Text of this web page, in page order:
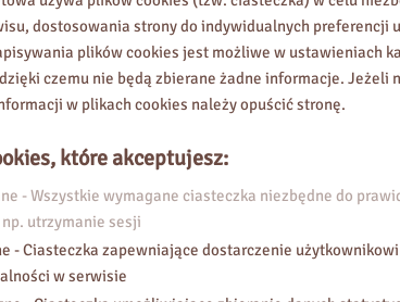
dostosowania strony do indywidualnych preferencji
plików cookies jest możliwe w ustawieniach
czemu nie będą zbierane żadne informacje. Jeżeli
w plikach cookies należy opuścić stronę.
które akceptujesz:
- Wszystkie wymagane ciasteczka niezbędne do
utrzymanie sesji
- Ciasteczka zapewniające dostarczenie
w serwisie